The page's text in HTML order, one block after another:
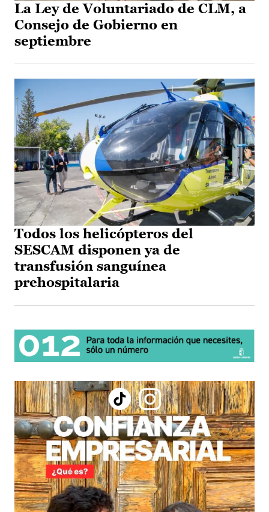
La Ley de Voluntariado de CLM, a
Consejo de Gobierno en
septiembre
Todos los helicópteros del
SESCAM disponen ya de
transfusión sanguínea
prehospitalaria